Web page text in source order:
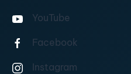
YouTube
Facebook
Instagram